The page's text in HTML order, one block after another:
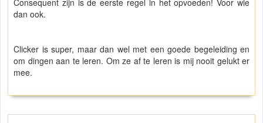
dan ook.
Clicker is super, maar dan wel met een goede begeleiding en
om dingen aan te leren. Om ze af te leren is mij nooit gelukt er
mee.